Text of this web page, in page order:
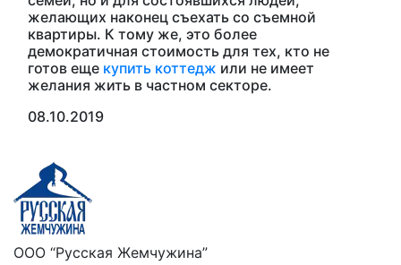
желающих наконец съехать со съемной
квартиры. К тому же, это более
демократичная стоимость для тех, кто не
готов еще купить коттедж или не имеет
желания жить в частном секторе.
08.10.2019
ООО “Русская Жемчужина”